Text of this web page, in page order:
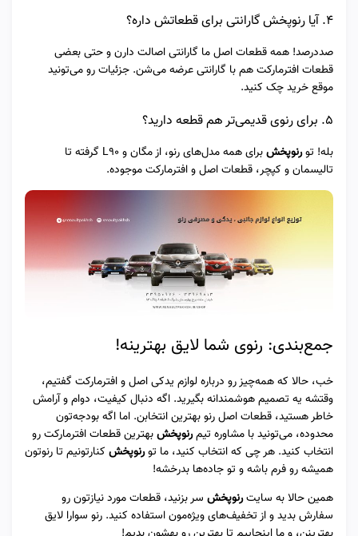
۴. آیا رنوپخش گارانتی برای قطعاتش داره؟
صددرصد! همه قطعات اصل ما گارانتی اصالت دارن و حتی بعضی
قطعات افترمارکت هم با گارانتی عرضه می‌شن. جزئیات رو می‌تونید
موقع خرید چک کنید.
۵. برای رنوی قدیمی‌تر هم قطعه دارید؟
بله! تورنوپخش
برای همه مدل‌های رنو، از مگان و L90 گرفته تا
تالیسمان و کپچر، قطعات اصل و افترمارکت موجوده.
جمع‌بندی: رنوی شما لایق بهترینه!
خب، حالا که همه‌چیز رو درباره لوازم یدکی اصل و افترمارکت گفتیم،
وقتشه یه تصمیم هوشمندانه بگیرید. اگه دنبال کیفیت، دوام و آرامش
خاطر هستید، قطعات اصل رنو بهترین انتخابن. اما اگه بودجه‌تون
محدوده، می‌تونید با مشاوره تیمرنوپخشبهترین قطعات افترمارکت رو
انتخاب کنید. هر چی که انتخاب کنید، ما تورنوپخش کنارتونیم تا رنوتون
همیشه رو فرم باشه و تو جاده‌ها بدرخشه!
همین حالا به سایترنوپخش سر بزنید، قطعات مورد نیازتون رو
سفارش بدید و از تخفیف‌های ویژه‌مون استفاده کنید. رنو سوارا لایق